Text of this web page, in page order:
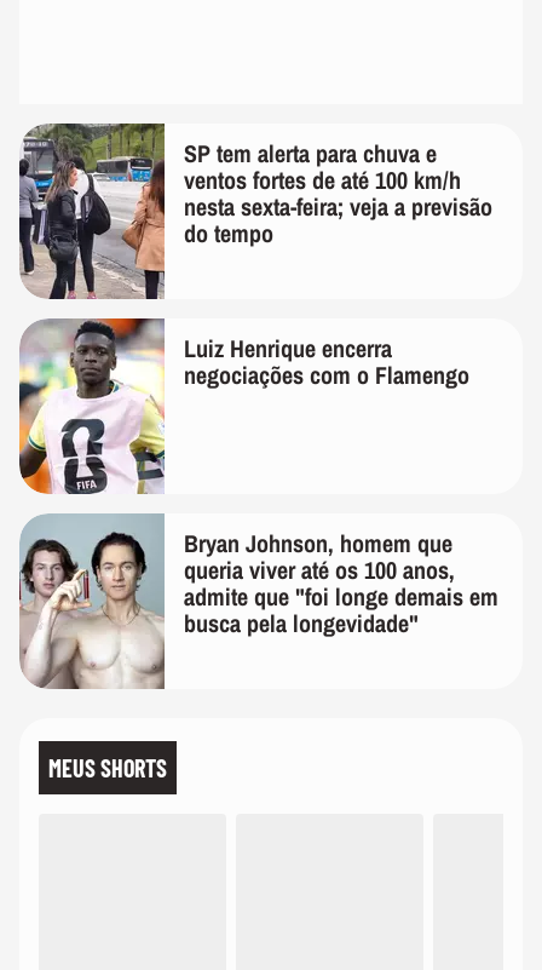
SP tem alerta para chuva e
ventos fortes de até 100 km/h
nesta sexta-feira; veja a previsão
do tempo
Luiz Henrique encerra
negociações com o Flamengo
Bryan Johnson, homem que
queria viver até os 100 anos,
admite que "foi longe demais em
busca pela longevidade"
MEUS SHORTS